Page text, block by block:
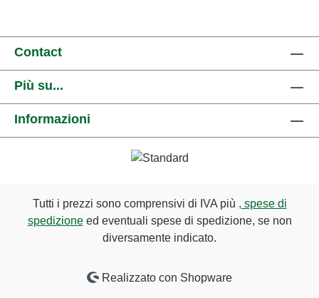
Contact
Più su...
Informazioni
Tutti i prezzi sono comprensivi di IVA più , spese di
spedizioneed eventuali spese di spedizione, se non
diversamente indicato.
Realizzato con Shopware